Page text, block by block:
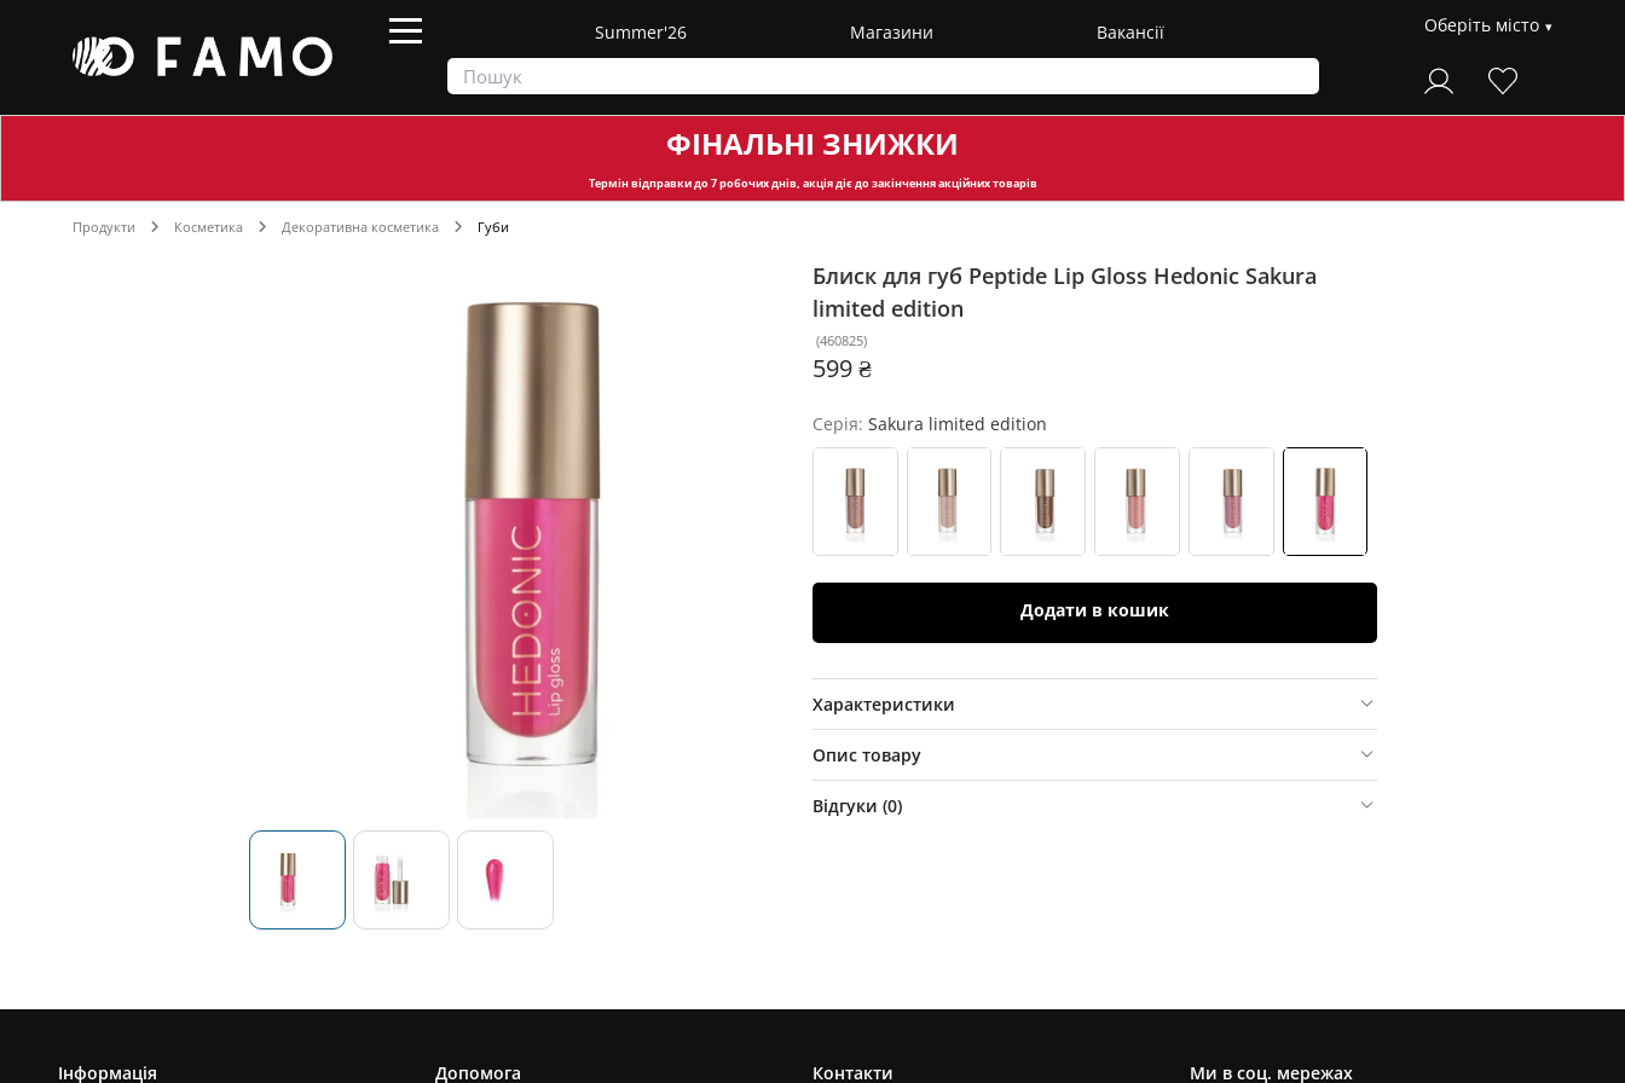
Summer'26 Магазини Вакансії Оберіть місто
ФІНАЛЬНІ ЗНИЖКИ
Термін відправкидо 7 робочих днів, акція діє до закінчення акційних товарів
Продукти Косметика Декоративна косметика Губи
Блиск для губ Peptide Lip Gloss Hedonic Sakura
limited edition
(460825)
599 ₴
Серія: Sakura limited edition
Додати в кошик
Характеристики
Опис товару
Відгуки (0)
Інформація Допомога Контакти Ми в соц. мережах